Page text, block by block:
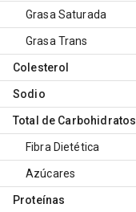
Grasa Saturada
Grasa Trans
Colesterol
Sodio
Total de Carbohidratos
Fibra Dietética
Azúcares
Proteínas